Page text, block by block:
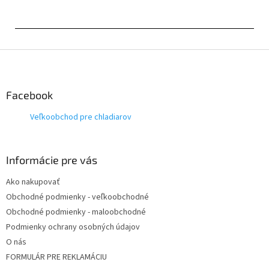
Facebook
Veľkoobchod pre chladiarov
Informácie pre vás
Ako nakupovať
Obchodné podmienky - veľkoobchodné
Obchodné podmienky - maloobchodné
Podmienky ochrany osobných údajov
O nás
FORMULÁR PRE REKLAMÁCIU